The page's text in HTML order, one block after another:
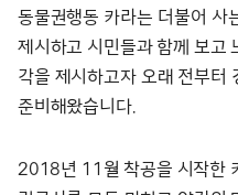
동물권행동 카라는 더불어 사
제시하고 시민들과 함께 보고
각을 제시하고자 오래 전부터
준비해왔습니다.
2018년 11월 착공을 시작한